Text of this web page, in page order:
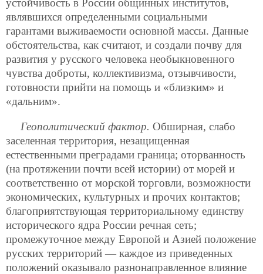
являвшихся определенными социальными
гарантами выживаемости основной массы. Данные
обстоятельства, как считают, и создали почву для
развития у русского человека необыкновенного
чувства доброты, коллективизма, отзывчивости,
готовности прийти на помощь и «близким» и
«дальним».
Геополитический фактор. Обширная, слабо
заселенная территория, незащищенная
естественными преградами граница; оторванность
(на протяжении почти всей истории) от морей и
соответственно от морской торговли, возможности
экономических, культурных и прочих контактов;
благоприятствующая территориальному единству
исторического ядра России речная сеть;
промежуточное между Европой и Азией положение
русских территорий — каждое из приведенных
положений оказывало разнонаправленное влияние